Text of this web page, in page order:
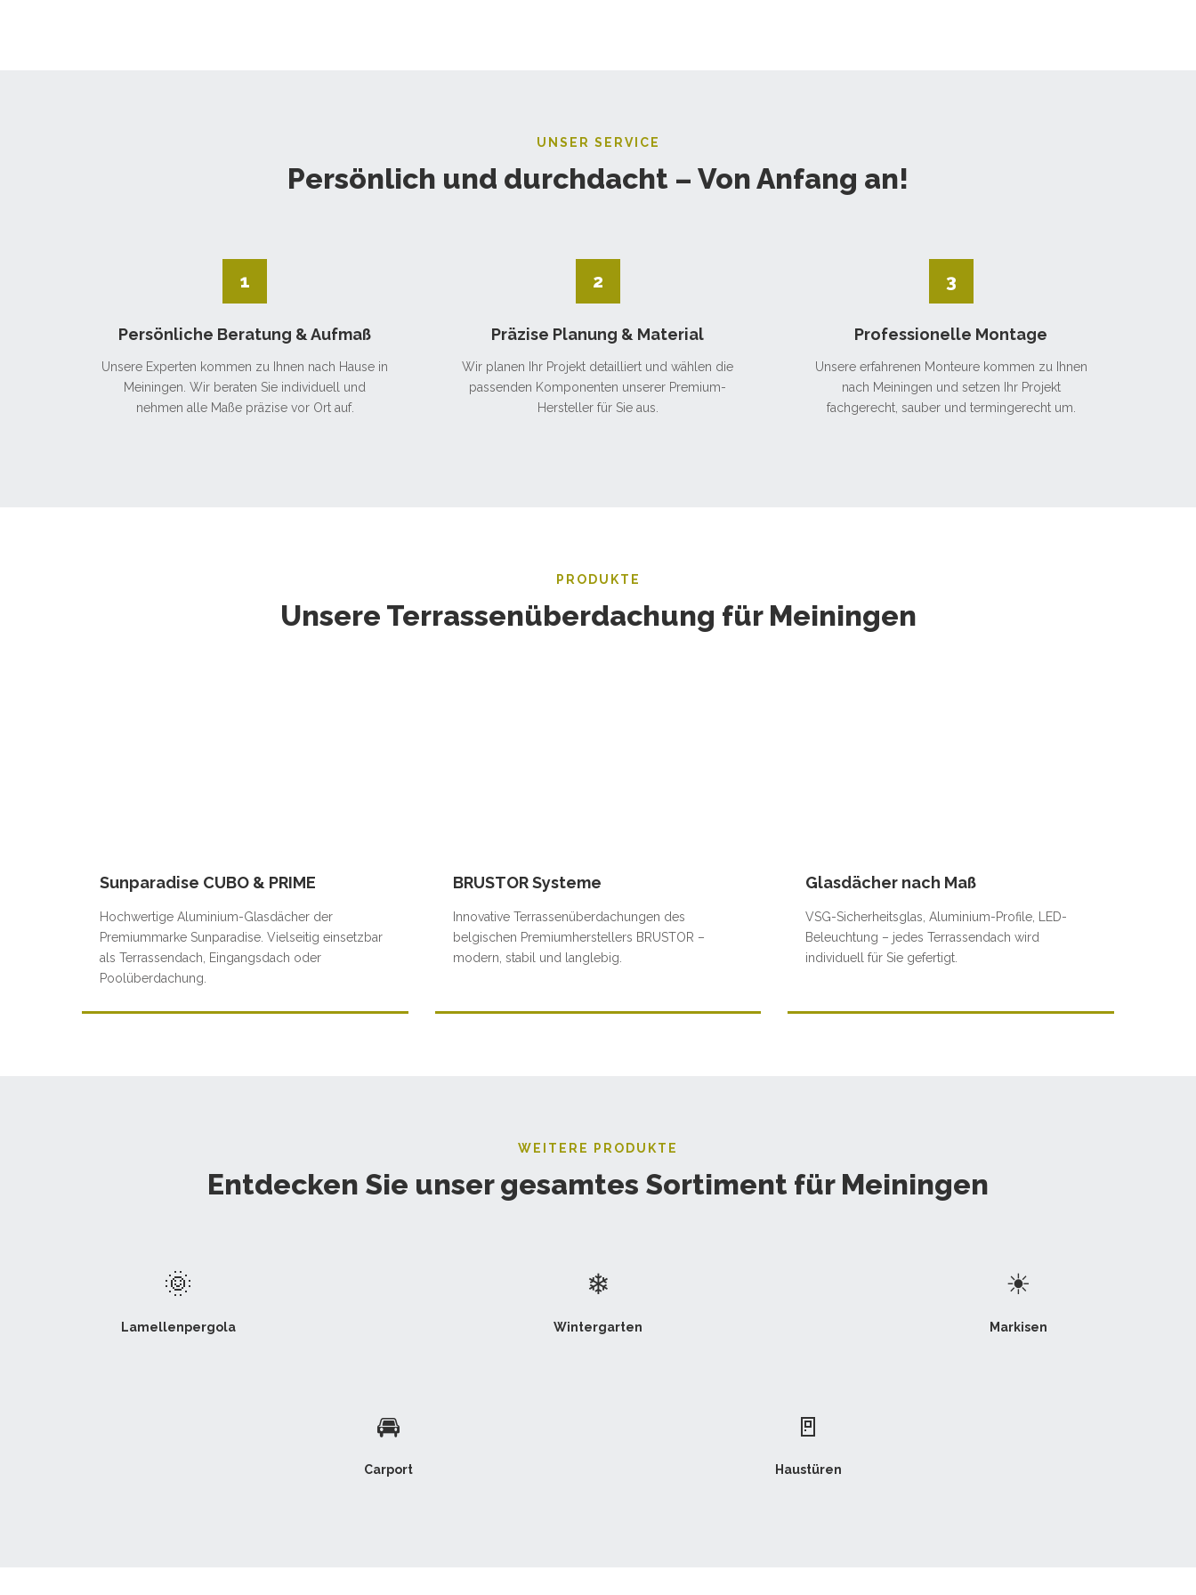
UNSER SERVICE
Persönlich und durchdacht – Von Anfang an!
1
Persönliche Beratung & Aufmaß
Unsere Experten kommen zu Ihnen nach Hause in
Meiningen. Wir beraten Sie individuell und
nehmen alle Maße präzise vor Ort auf.
2
Präzise Planung & Material
Wir planen Ihr Projekt detailliert und wählen die
passenden Komponenten unserer Premium-
Hersteller für Sie aus.
3
Professionelle Montage
Unsere erfahrenen Monteure kommen zu Ihnen
nach Meiningen und setzen Ihr Projekt
fachgerecht, sauber und termingerecht um.
PRODUKTE
Unsere Terrassenüberdachung für Meiningen
Sunparadise CUBO & PRIME
Hochwertige Aluminium-Glasdächer der
Premiummarke Sunparadise. Vielseitig einsetzbar
als Terrassendach, Eingangsdach oder
Poolüberdachung.
BRUSTOR Systeme
Innovative Terrassenüberdachungen des
belgischen Premiumherstellers BRUSTOR –
modern, stabil und langlebig.
Glasdächer nach Maß
VSG-Sicherheitsglas, Aluminium-Profile, LED-
Beleuchtung – jedes Terrassendach wird
individuell für Sie gefertigt.
WEITERE PRODUKTE
Entdecken Sie unser gesamtes Sortiment für Meiningen
🌞
Lamellenpergola
❄
Wintergarten
☀
Markisen
🚘
Carport
🚪
Haustüren